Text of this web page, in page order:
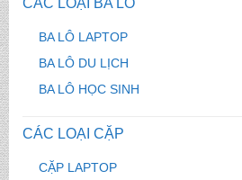
CÁC LOẠI BA LÔ
BA LÔ LAPTOP
BA LÔ DU LỊCH
BA LÔ HỌC SINH
CÁC LOẠI CẶP
CẶP LAPTOP